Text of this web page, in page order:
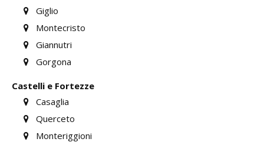
Giglio
Montecristo
Giannutri
Gorgona
Castelli e Fortezze
Casaglia
Querceto
Monteriggioni